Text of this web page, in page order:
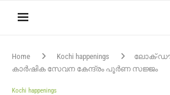
Home Kochi happenings
ലോക്-
കാർഷിക സേവന കേന്ദ്രം പൂർണ സജ്ജം
Kochi happenings